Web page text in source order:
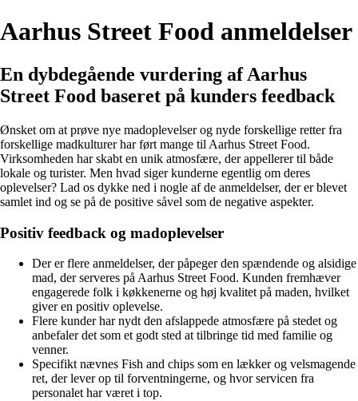
Aarhus Street Food anmeldelser
En dybdegående vurdering af Aarhus
Street Food baseret på kunders feedback
Ønsket om at prøve nye madoplevelser og nyde forskellige retter fra
forskellige madkulturer har ført mange til Aarhus Street Food.
Virksomheden har skabt en unik atmosfære, der appellerer til både
lokale og turister. Men hvad siger kunderne egentlig om deres
oplevelser? Lad os dykke ned i nogle af de anmeldelser, der er blevet
samlet ind og se på de positive såvel som de negative aspekter.
Positiv feedback og madoplevelser
Der er flere anmeldelser, der påpeger den spændende og alsidige
mad, der serveres på Aarhus Street Food. Kunden fremhæver
engagerede folk i køkkenerne og høj kvalitet på maden, hvilket
giver en positiv oplevelse.
Flere kunder har nydt den afslappede atmosfære på stedet og
anbefaler det som et godt sted at tilbringe tid med familie og
venner.
Specifikt nævnes Fish and chips som en lækker og velsmagende
ret, der lever op til forventningerne, og hvor servicen fra
personalet har været i top.